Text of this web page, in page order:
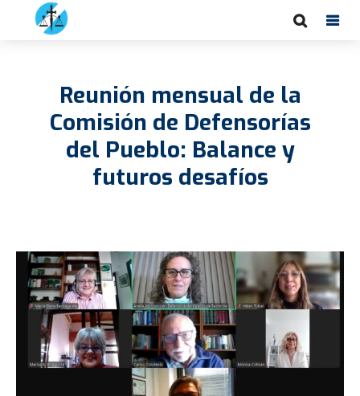
Reunión mensual de la
Comisión de Defensorías
del Pueblo: Balance y
futuros desafíos